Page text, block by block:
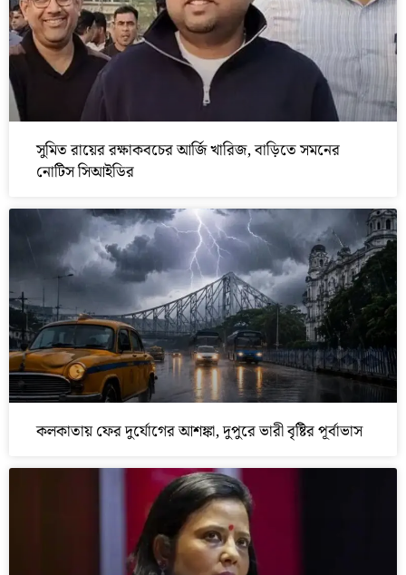
সুমিত রায়ের রক্ষাকবচের আর্জি খারিজ, বাড়িতে সমনের
নোটিস সিআইডির
কলকাতায় ফের দুর্যোগের আশঙ্কা, দুপুরে ভারী বৃষ্টির পূর্বাভাস